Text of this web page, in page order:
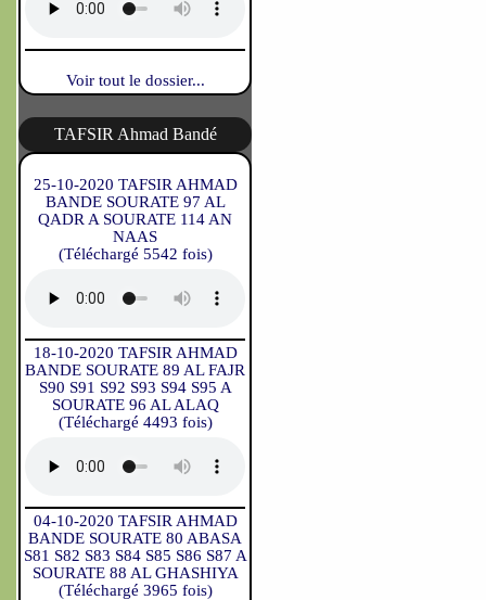
Voir tout le dossier...
TAFSIR Ahmad Bandé
25-10-2020 TAFSIR AHMAD
BANDE SOURATE 97 AL
QADR A SOURATE 114 AN
NAAS
(Téléchargé 5542 fois)
18-10-2020 TAFSIR AHMAD
BANDE SOURATE 89 AL FAJR
S90 S91 S92 S93 S94 S95 A
SOURATE 96 AL ALAQ
(Téléchargé 4493 fois)
04-10-2020 TAFSIR AHMAD
BANDE SOURATE 80 ABASA
S81 S82 S83 S84 S85 S86 S87 A
SOURATE 88 AL GHASHIYA
(Téléchargé 3965 fois)